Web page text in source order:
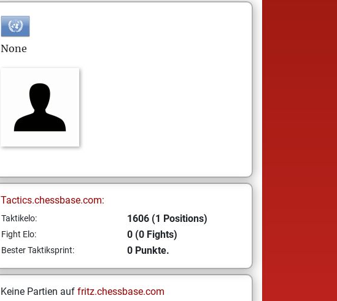
None
Tactics.chessbase.com:
Taktikelo: 1606 (1 Positions)
Fight Elo: 0 (0 Fights)
Bester Taktiksprint: 0 Punkte.
Keine Partien auf fritz.chessbase.com